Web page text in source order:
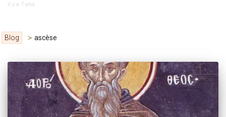
il y a 7 ans
Blog > ascèse